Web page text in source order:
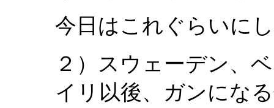
今日はこれぐらいに
２）スウェーデン、
イリ以後、ガンにな